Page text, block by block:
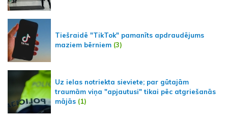
Tiešraidē "TikTok" pamanīts apdraudējums
maziem bērniem (3)
Uz ielas notriekta sieviete; par gūtajām
traumām viņa "apjautusi" tikai pēc atgriešanās
mājās (1)